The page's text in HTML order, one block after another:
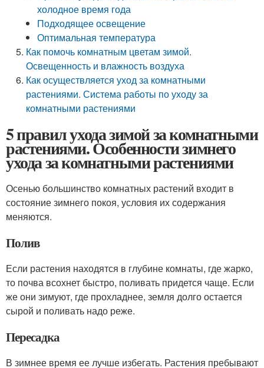
холодное время года
Подходящее освещение
Оптимальная температура
Как помочь комнатным цветам зимой.
Освещенность и влажность воздуха
Как осуществляется уход за комнатными
растениями. Система работы по уходу за
комнатными растениями
5 правил ухода зимой за комнатными
растениями. Особенности зимнего
ухода за комнатными растениями
Осенью большинство комнатных растений входит в
состояние зимнего покоя, условия их содержания
меняются.
Полив
Если растения находятся в глубине комнаты, где жарко,
то почва всохнет быстро, поливать придется чаще. Если
же они зимуют, где прохладнее, земля долго остается
сырой и поливать надо реже.
Пересадка
В зимнее время ее лучше избегать. Растения пребывают